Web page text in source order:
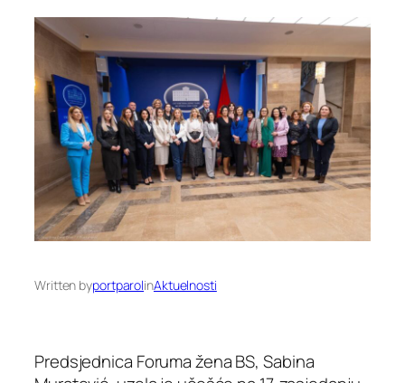
Written byportparolinAktuelnosti
Predsjednica Foruma žena BS, Sabina